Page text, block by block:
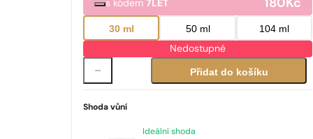
s kódem7LET 180Kč
30 ml 50 ml 104 ml
Nedostupné
Přidat do košíku
Shoda vůní
Ideální shoda